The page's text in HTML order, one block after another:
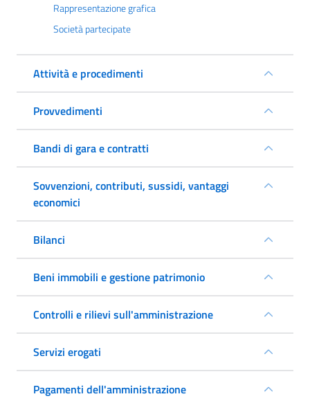
Rappresentazione grafica
Società partecipate
Attività e procedimenti
Provvedimenti
Bandi di gara e contratti
Sovvenzioni, contributi, sussidi, vantaggi
economici
Bilanci
Beni immobili e gestione patrimonio
Controlli e rilievi sull'amministrazione
Servizi erogati
Pagamenti dell'amministrazione